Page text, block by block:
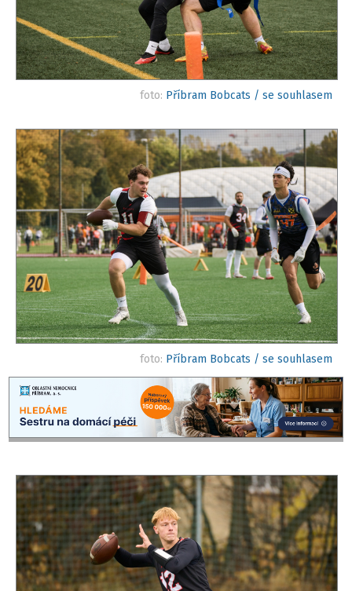
foto: Příbram Bobcats / se souhlasem
foto: Příbram Bobcats / se souhlasem